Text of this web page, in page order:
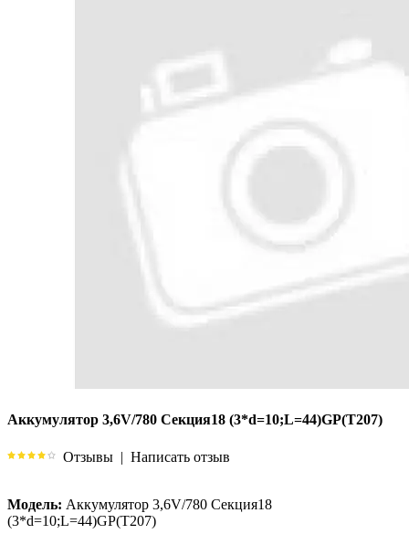
Аккумулятор 3,6V/780 Секция18 (3*d=10;L=44)GP(T207)
Отзывы | Написать отзыв
Модель: Аккумулятор 3,6V/780 Секция18
(3*d=10;L=44)GP(T207)